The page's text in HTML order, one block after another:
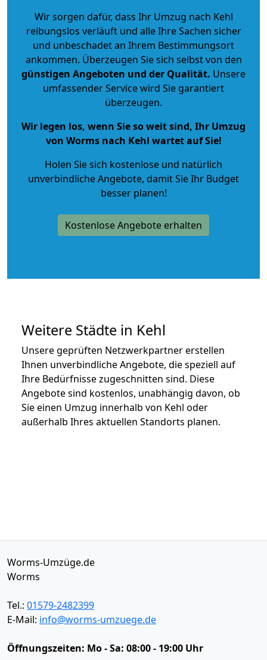
Wir sorgen dafür, dass Ihr Umzug nach Kehl
reibungslos verläuft und alle Ihre Sachen sicher
und unbeschadet an Ihrem Bestimmungsort
ankommen. Überzeugen Sie sich selbst von den
günstigen Angeboten und der Qualität. Unsere
umfassender Service wird Sie garantiert
überzeugen.
Wir legen los, wenn Sie so weit sind, Ihr Umzug
von Worms nach Kehl wartet auf Sie!
Holen Sie sich kostenlose und natürlich
unverbindliche Angebote, damit Sie Ihr Budget
besser planen!
Kostenlose Angebote erhalten
Weitere Städte in Kehl
Unsere geprüften Netzwerkpartner erstellen
Ihnen unverbindliche Angebote, die speziell auf
Ihre Bedürfnisse zugeschnitten sind. Diese
Angebote sind kostenlos, unabhängig davon, ob
Sie einen Umzug innerhalb von Kehl oder
außerhalb Ihres aktuellen Standorts planen.
Worms-Umzüge.de
Worms
Tel.: 01579-2482399
E-Mail: info@worms-umzuege.de
Öffnungszeiten: Mo - Sa: 08:00 - 19:00 Uhr